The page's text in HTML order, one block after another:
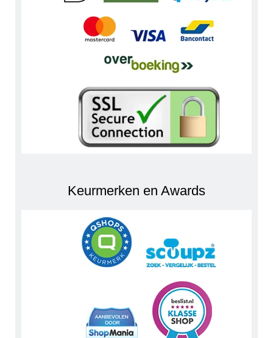
Keurmerken en Awards